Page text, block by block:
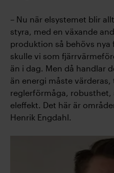
– Nu när elsystemet blir
styra, med en växande
produktion så behövs
skulle vi som
än i dag. Men då handlar
än energi måste
reglerförmåga,
eleffekt. Det här är
Henrik Engdahl.